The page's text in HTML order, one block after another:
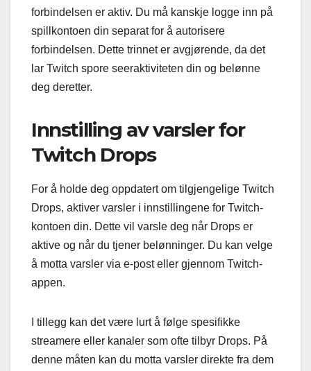
forbindelsen er aktiv. Du må kanskje logge inn på
spillkontoen din separat for å autorisere
forbindelsen. Dette trinnet er avgjørende, da det
lar Twitch spore seeraktiviteten din og belønne
deg deretter.
Innstilling av varsler for
Twitch Drops
For å holde deg oppdatert om tilgjengelige Twitch
Drops, aktiver varsler i innstillingene for Twitch-
kontoen din. Dette vil varsle deg når Drops er
aktive og når du tjener belønninger. Du kan velge
å motta varsler via e-post eller gjennom Twitch-
appen.
I tillegg kan det være lurt å følge spesifikke
streamere eller kanaler som ofte tilbyr Drops. På
denne måten kan du motta varsler direkte fra dem